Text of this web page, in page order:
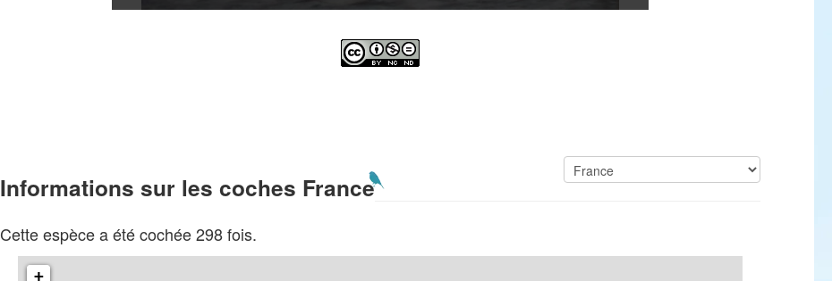
Informations sur les coches France
Cette espèce a été cochée 298 fois.
+